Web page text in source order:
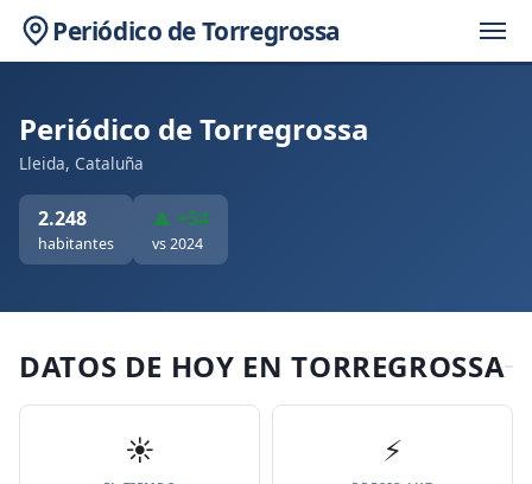
Periódico de Torregrossa
Periódico de Torregrossa
Lleida, Cataluña
2.248
habitantes
▲ +54
vs 2024
DATOS DE HOY EN TORREGROSSA
☀️ ⚡